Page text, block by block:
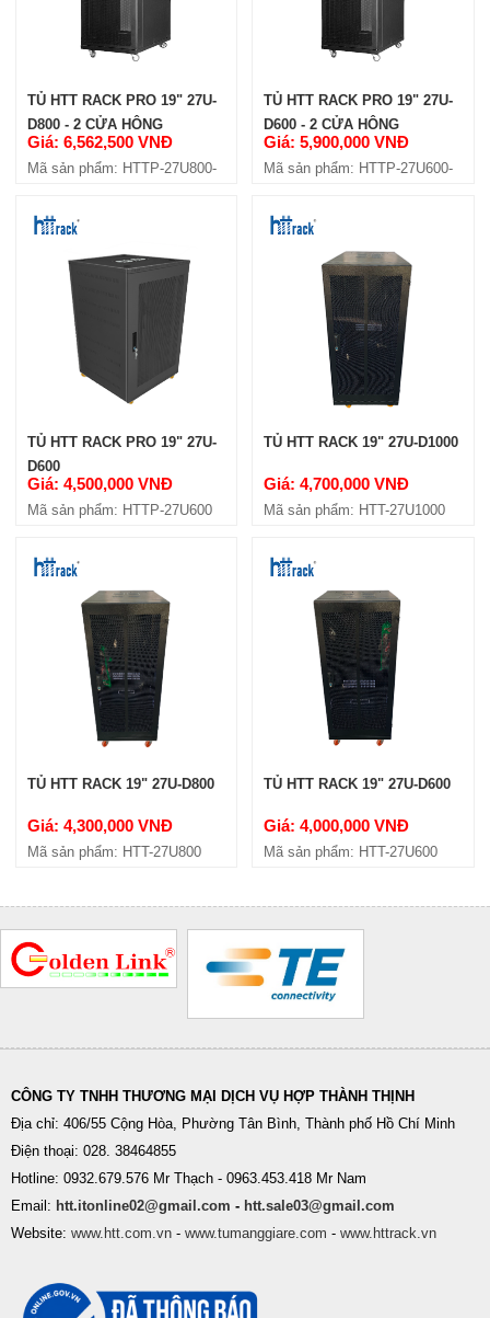
TỦ HTT RACK PRO 19" 27U-
D800 - 2 CỬA HÔNG
Giá: 6,562,500 VNĐ
Mã sản phẩm: HTTP-27U800-
TỦ HTT RACK PRO 19" 27U-
D600 - 2 CỬA HÔNG
Giá: 5,900,000 VNĐ
Mã sản phẩm: HTTP-27U600-
TỦ HTT RACK PRO 19" 27U-
D600
Giá: 4,500,000 VNĐ
Mã sản phẩm: HTTP-27U600
TỦ HTT RACK 19" 27U-D1000
Giá: 4,700,000 VNĐ
Mã sản phẩm: HTT-27U1000
TỦ HTT RACK 19" 27U-D800
Giá: 4,300,000 VNĐ
Mã sản phẩm: HTT-27U800
TỦ HTT RACK 19" 27U-D600
Giá: 4,000,000 VNĐ
Mã sản phẩm: HTT-27U600
CÔNG TY TNHH THƯƠNG MẠI DỊCH VỤ HỢP THÀNH THỊNH
Địa chỉ: 406/55 Cộng Hòa, Phường Tân Bình, Thành phố Hồ Chí Minh
Điện thoại: 028. 38464855
Hotline: 0932.679.576 Mr Thạch - 0963.453.418 Mr Nam
Email: htt.itonline02@gmail.com - htt.sale03@gmail.com
Website: www.htt.com.vn - www.tumanggiare.com - www.httrack.vn